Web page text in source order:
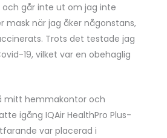
går inte ut om jag inte
mask när jag åker någonstans,
Trots det testade jag
19, vilket var en obehaglig
mitt hemmakontor och
igång IQAir HealthPro Plus-
var placerad i